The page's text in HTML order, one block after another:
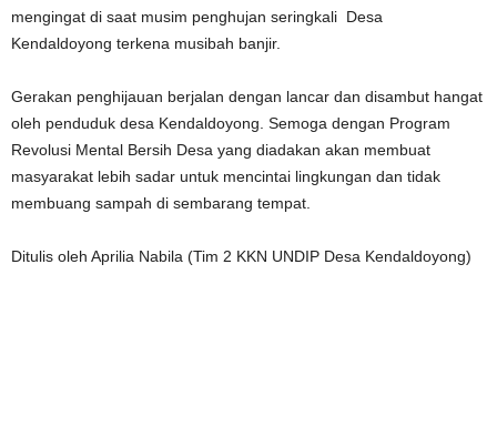
mengingat di saat musim penghujan seringkali Desa
Kendaldoyong terkena musibah banjir.
Gerakan penghijauan berjalan dengan lancar dan disambut hangat
oleh penduduk desa Kendaldoyong. Semoga dengan Program
Revolusi Mental Bersih Desa yang diadakan akan membuat
masyarakat lebih sadar untuk mencintai lingkungan dan tidak
membuang sampah di sembarang tempat.
Ditulis oleh Aprilia Nabila (Tim 2 KKN UNDIP Desa Kendaldoyong)